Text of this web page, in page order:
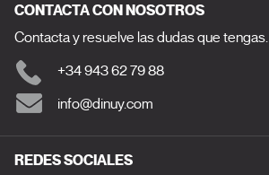
CONTACTA CON NOSOTROS
Contacta y resuelve las dudas que tengas.
+34 943 62 79 88
info@dinuy.com
REDES SOCIALES